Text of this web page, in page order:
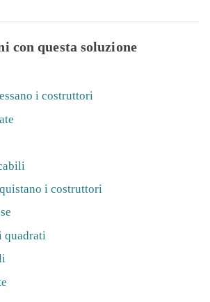
con questa soluzione
i costruttori
i costruttori
quadrati